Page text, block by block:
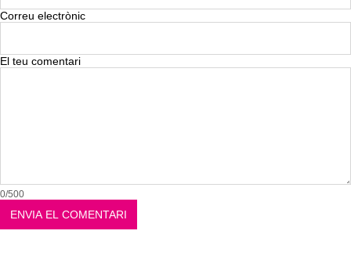
Correu electrònic
El teu comentari
0/500